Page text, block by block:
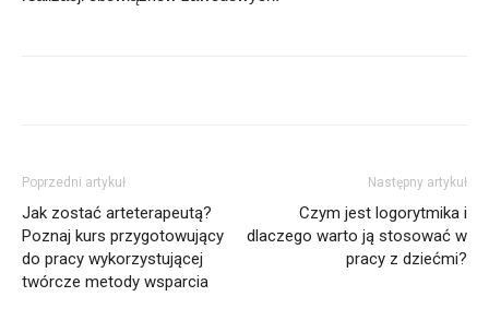
Poprzedni artykuł
Jak zostać arteterapeutą?
Poznaj kurs przygotowujący
do pracy wykorzystującej
twórcze metody wsparcia
Następny artykuł
Czym jest logorytmika i
dlaczego warto ją stosować w
pracy z dziećmi?